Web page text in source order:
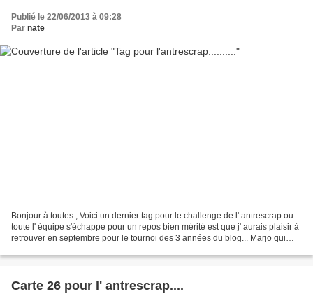
Publié le 22/06/2013 à 09:28
Par nate
Bonjour à toutes , Voici un dernier tag pour le challenge de l' antrescrap ou
toute l' équipe s'échappe pour un repos bien mérité est que j' aurais plaisir à
retrouver en septembre pour le tournoi des 3 années du blog... Marjo qui
Carte 26 pour l' antrescrap....